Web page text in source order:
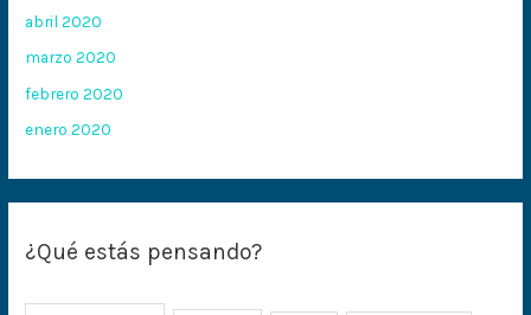
abril 2020
marzo 2020
febrero 2020
enero 2020
¿Qué estás pensando?